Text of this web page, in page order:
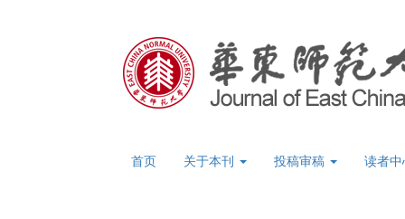
首页 关于本刊 投稿审稿 读者